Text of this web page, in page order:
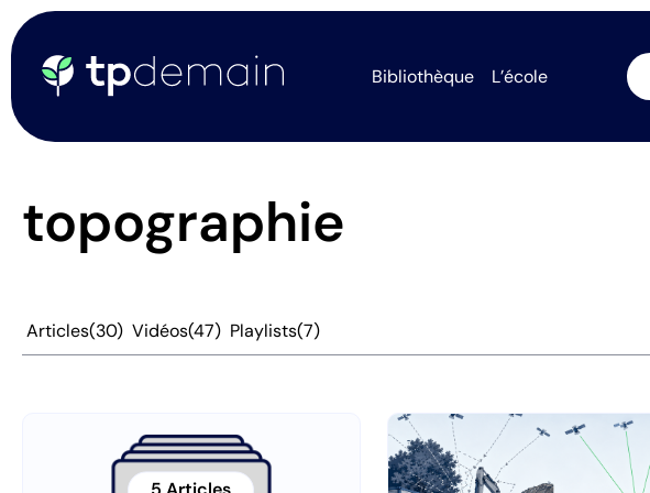
Bibliothèque L’école
topographie
Articles(30) Vidéos(47) Playlists(7)